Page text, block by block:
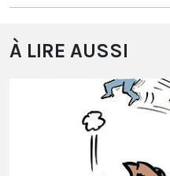
À LIRE AUSSI